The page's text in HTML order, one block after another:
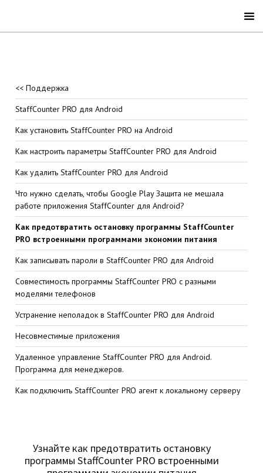
<< Поддержка
StaffCounter PRO для Android
Как установить StaffCounter PRO на Android
Как настроить параметры StaffCounter PRO для Android
Как удалить StaffCounter PRO для Android
Что нужно сделать, чтобы Google Play Защита не мешала
работе приложения StaffCounter для Android?
Как предотвратить остановку программы StaffCounter
PRO встроенными программами экономии питания
Как записывать пароли в StaffCounter PRO для Android
Совместимость программы StaffCounter PRO с разными
моделями телефонов
Устранение неполадок в StaffCounter PRO для Android
Несовместимые приложения
Удаленное управление StaffCounter PRO для Android.
Программа для менеджеров.
Как подключить StaffCounter PRO агент к локальному серверу
Узнайте как предотвратить остановку
программы StaffCounter PRO встроенными